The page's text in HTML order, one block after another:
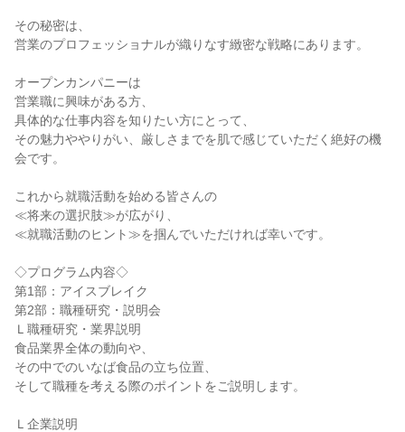
その秘密は、
営業のプロフェッショナルが織りなす緻密な戦略にあります。
オープンカンパニーは
営業職に興味がある方、
具体的な仕事内容を知りたい方にとって、
その魅力ややりがい、厳しさまでを肌で感じていただく絶好の機
会です。
これから就職活動を始める皆さんの
≪将来の選択肢≫が広がり、
≪就職活動のヒント≫を掴んでいただければ幸いです。
◇プログラム内容◇
第1部：アイスブレイク
第2部：職種研究・説明会
Ｌ職種研究・業界説明
食品業界全体の動向や、
その中でのいなば食品の立ち位置、
そして職種を考える際のポイントをご説明します。
Ｌ企業説明